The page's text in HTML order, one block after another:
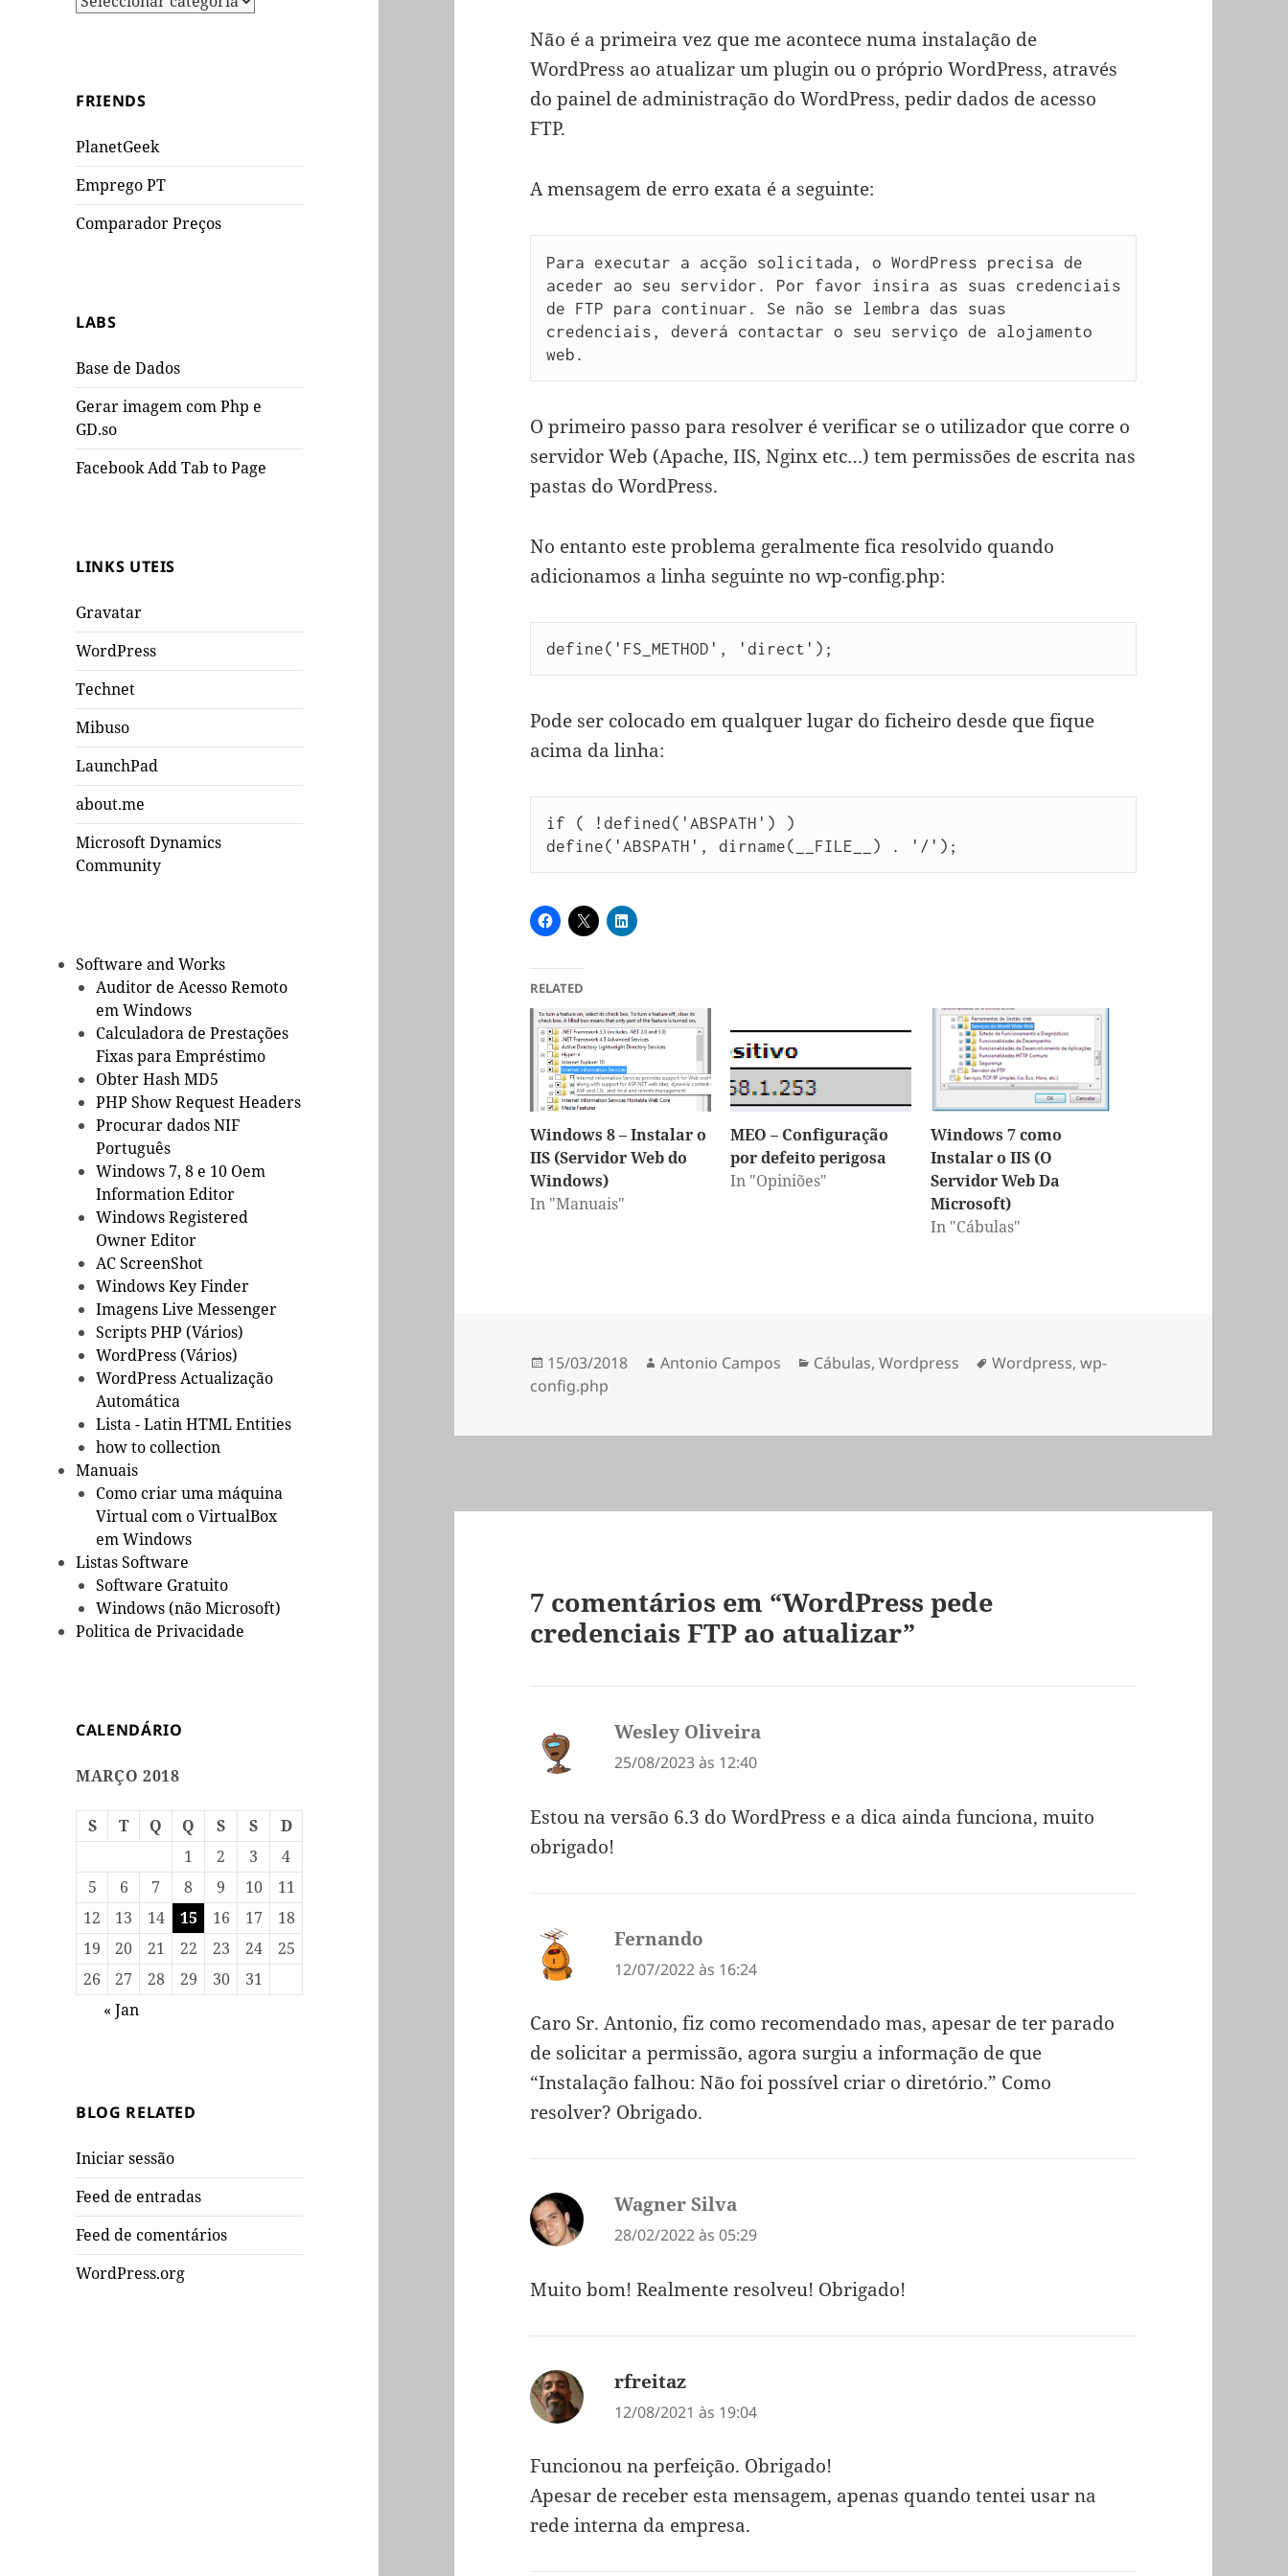
FRIENDS
PlanetGeek
Emprego PT
Comparador Preços
LABS
Base de Dados
Gerar imagem com Php e
GD.so
Facebook Add Tab to Page
LINKS UTEIS
Gravatar
WordPress
Technet
Mibuso
LaunchPad
about.me
Microsoft Dynamics
Community
Software and Works
Auditor de Acesso Remoto
em Windows
Calculadora de Prestações
Fixas para Empréstimo
Obter Hash MD5
PHP Show Request Headers
Procurar dados NIF
Português
Windows 7, 8 e 10 Oem
Information Editor
Windows Registered
Owner Editor
AC ScreenShot
Windows Key Finder
Imagens Live Messenger
Scripts PHP (Vários)
WordPress (Vários)
WordPress Actualização
Automática
Lista - Latin HTML Entities
how to collection
Manuais
Como criar uma máquina
Virtual com o VirtualBox
em Windows
Listas Software
Software Gratuito
Windows (não Microsoft)
Politica de Privacidade
CALENDÁRIO
MARÇO 2018
S T Q Q S S
D
1
2 3
4
5
6 7 8 9 10
11
12
13 14 15 16 17
18
19
20 21 22 23 24
25
26
27 28 29 30
31
« Jan
BLOG RELATED
Iniciar sessão
Feed de entradas
Feed de comentários
WordPress.org
Não é a primeira vez que me acontece numa instalação de
WordPress ao atualizar um plugin ou o próprio WordPress, através
do painel de administração do WordPress, pedir dados de acesso
FTP.
A mensagem de erro exata é a seguinte:
Para executar a acção solicitada, o WordPress precisa de
aceder ao seu servidor. Por favor insira as suas credenciais
de FTP para continuar. Se não se lembra das suas
credenciais, deverá contactar o seu serviço de alojamento
web.
O primeiro passo para resolver é verificar se o utilizador que corre o
servidor Web (Apache, IIS, Nginx etc…) tem permissões de escrita nas
pastas do WordPress.
No entanto este problema geralmente fica resolvido quando
adicionamos a linha seguinte no wp-config.php:
define('FS_METHOD', 'direct');
Pode ser colocado em qualquer lugar do ficheiro desde que fique
acima da linha:
if ( !defined('ABSPATH') )
RELATED
Windows 8 – Instalar o
IIS (Servidor Web do
Windows)
In "Manuais"
MEO – Configuração
por defeito perigosa
In "Opiniões"
Windows 7 como
Instalar o IIS (O
Servidor Web Da
Microsoft)
In "Cábulas"
Publicado
a
15/03/2018 Autor
Antonio Campos Categorias
Cábulas,Wordpress Etiquetas
Wordpress,wp-
config.php
7 comentários em “WordPress pede
credenciais FTP ao atualizar”
Wesley Oliveira
25/08/2023 às 12:40
Estou na versão 6.3 do WordPress e a dica ainda funciona, muito
obrigado!
Fernando
12/07/2022 às 16:24
Caro Sr. Antonio, fiz como recomendado mas, apesar de ter parado
de solicitar a permissão, agora surgiu a informação de que
“Instalação falhou: Não foi possível criar o diretório.” Como
resolver? Obrigado.
Wagner Silva
28/02/2022 às 05:29
Muito bom! Realmente resolveu! Obrigado!
rfreitaz
12/08/2021 às 19:04
Funcionou na perfeição. Obrigado!
Apesar de receber esta mensagem, apenas quando tentei usar na
rede interna da empresa.